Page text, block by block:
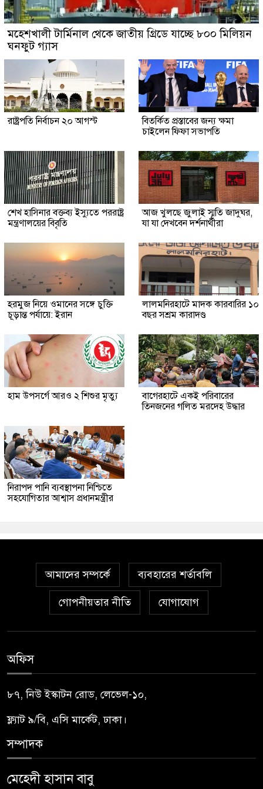
মহেশখালী টার্মিনাল থেকে জাতীয় গ্রিডে যাচ্ছে ৮০০ মিলিয়ন
ঘনফুট গ্যাস
রাষ্ট্রপতি নির্বাচন ২০ আগস্ট
বিতর্কিত প্রস্তাবের জন্য ক্ষমা
চাইলেন ফিফা সভাপতি
শেখ হাসিনার বক্তব্য ইস্যুতে পররাষ্ট্র
মন্ত্রণালয়ের বিবৃতি
আজ খুলছে জুলাই স্মৃতি জাদুঘর,
যা যা দেখবেন দর্শনার্থীরা
হরমুজ নিয়ে ওমানের সঙ্গে চুক্তি
চূড়ান্ত পর্যায়ে: ইরান
লালমনিরহাটে মাদক কারবারির ১০
বছর সশ্রম কারাদণ্ড
হাম উপসর্গে আরও ২ শিশুর মৃত্যু
‎বাগেরহাটে একই পরিবারের
তিনজনের গলিত মরদেহ উদ্ধার
নিরাপদ পানি ব্যবস্থাপনা নিশ্চিতে
সহযোগিতার আশ্বাস প্রধানমন্ত্রীর
আমাদের সম্পর্কে ব্যবহারের শর্তাবলি
গোপনীয়তার নীতি যোগাযোগ
অফিস
৮৭, নিউ ইস্কাটন রোড, লেভেল-১০,
ফ্ল্যাট ৯/বি, এসি মার্কেট, ঢাকা।
সম্পাদক
মেহেদী হাসান বাবু